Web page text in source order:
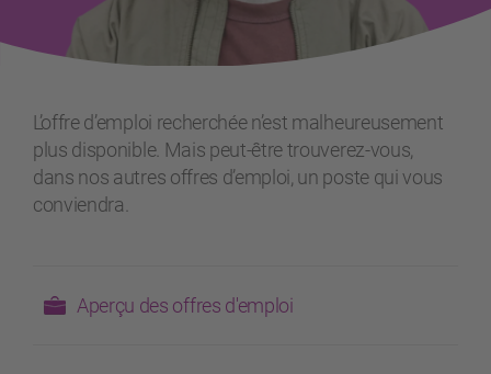
L’offre d’emploi recherchée n’est malheureusement
plus disponible. Mais peut-être trouverez-vous,
dans nos autres offres d’emploi, un poste qui vous
conviendra.
Aperçu des offres d'emploi